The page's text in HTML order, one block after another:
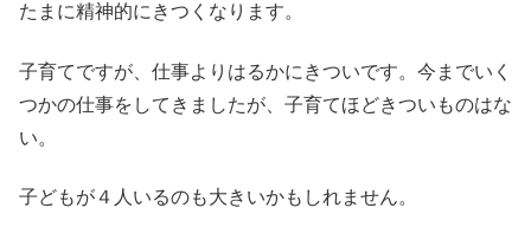
たまに精神的にきつくなります。
子育てですが、仕事よりはるかにきついです。今までいく
つかの仕事をしてきましたが、子育てほどきついものはな
い。
子どもが４人いるのも大きいかもしれません。